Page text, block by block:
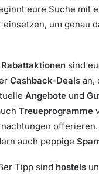
eure Suche mit
um genau
Rabattaktionen sind
Cashback-Deals an,
Angebote und
Treueprogramme
auch peppige
Tipp sind hostels